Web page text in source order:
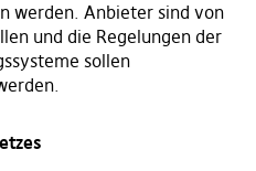
werden. Anbieter sind von
und die Regelungen der
sollen